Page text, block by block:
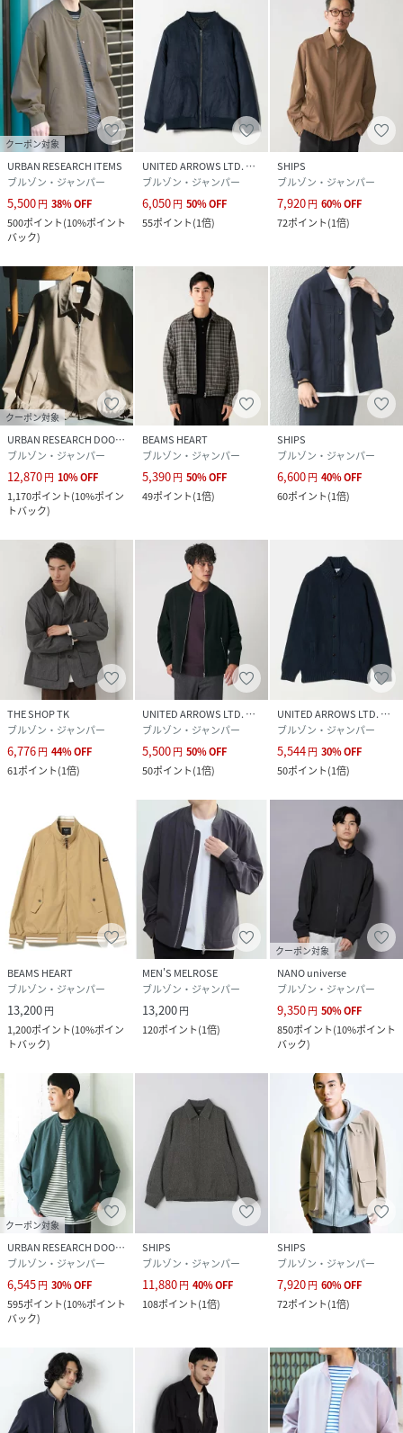
クーポン対象
URBAN RESEARCH ITEMS
ブルゾン・ジャンパー
5,500円 38%OFF
500ポイント(10%ポイント
バック)
UNITED ARROWS LTD. OUTLET
ブルゾン・ジャンパー
6,050円 50%OFF
55ポイント(1倍)
SHIPS
ブルゾン・ジャンパー
7,920円 60%OFF
72ポイント(1倍)
クーポン対象
URBAN RESEARCH DOORS
ブルゾン・ジャンパー
12,870円 10%OFF
1,170ポイント(10%ポイン
トバック)
BEAMS HEART
ブルゾン・ジャンパー
5,390円 50%OFF
49ポイント(1倍)
SHIPS
ブルゾン・ジャンパー
6,600円 40%OFF
60ポイント(1倍)
THE SHOP TK
ブルゾン・ジャンパー
6,776円 44%OFF
61ポイント(1倍)
UNITED ARROWS LTD. OUTLET
ブルゾン・ジャンパー
5,500円 50%OFF
50ポイント(1倍)
UNITED ARROWS LTD. OUTLET
ブルゾン・ジャンパー
5,544円 30%OFF
50ポイント(1倍)
BEAMS HEART
ブルゾン・ジャンパー
13,200円
1,200ポイント(10%ポイン
トバック)
MEN'S MELROSE
ブルゾン・ジャンパー
13,200円
120ポイント(1倍)
クーポン対象
NANO universe
ブルゾン・ジャンパー
9,350円 50%OFF
850ポイント(10%ポイント
バック)
クーポン対象
URBAN RESEARCH DOORS
ブルゾン・ジャンパー
6,545円 30%OFF
595ポイント(10%ポイント
バック)
SHIPS
ブルゾン・ジャンパー
11,880円 40%OFF
108ポイント(1倍)
SHIPS
ブルゾン・ジャンパー
7,920円 60%OFF
72ポイント(1倍)